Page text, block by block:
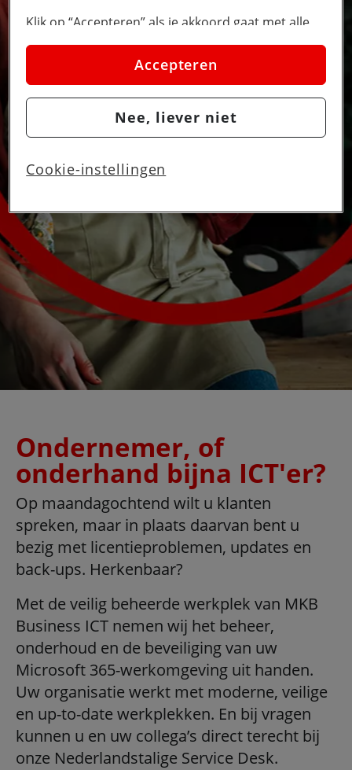
Ondernemer, of
onderhand bijna ICT'er?
Op maandagochtend wilt u klanten
spreken, maar in plaats daarvan bent u
bezig met licentieproblemen, updates en
back-ups. Herkenbaar?
Met de veilig beheerde werkplek van MKB
Business ICT nemen wij het beheer,
onderhoud en de beveiliging van uw
Microsoft 365-werkomgeving uit handen.
Uw organisatie werkt met moderne, veilige
en up-to-date werkplekken. En bij vragen
kunnen u en uw collega’s direct terecht bij
onze Nederlandstalige Service Desk.
Klik op “Accepteren” als je akkoord gaat met alle
cookies. Kies je voor “Nee, liever niet”, dan
plaatsen we alleen strikt noodzakelijke cookies om
de website goed te laten werken. Dat betekent dat
we geen vormen van personalisatie toepassen.
Via cookie instellingen kan je zelf bepalen welke
wijzigen of intrekken op de
Accepteren
Nee, liever niet
Cookie-instellingen